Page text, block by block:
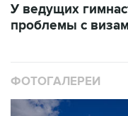
У ведущих
проблемы с
ФОТОГАЛЕРЕИ